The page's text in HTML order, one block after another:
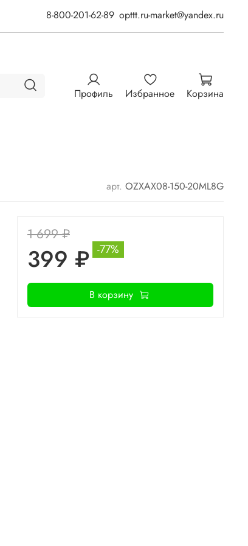
8-800-201-62-89 opttt.ru-market@yandex.ru
Профиль Избранное Корзина
арт. OZХАХ08-150-20ML8G
1 699 ₽
399 ₽ -77%
В корзину